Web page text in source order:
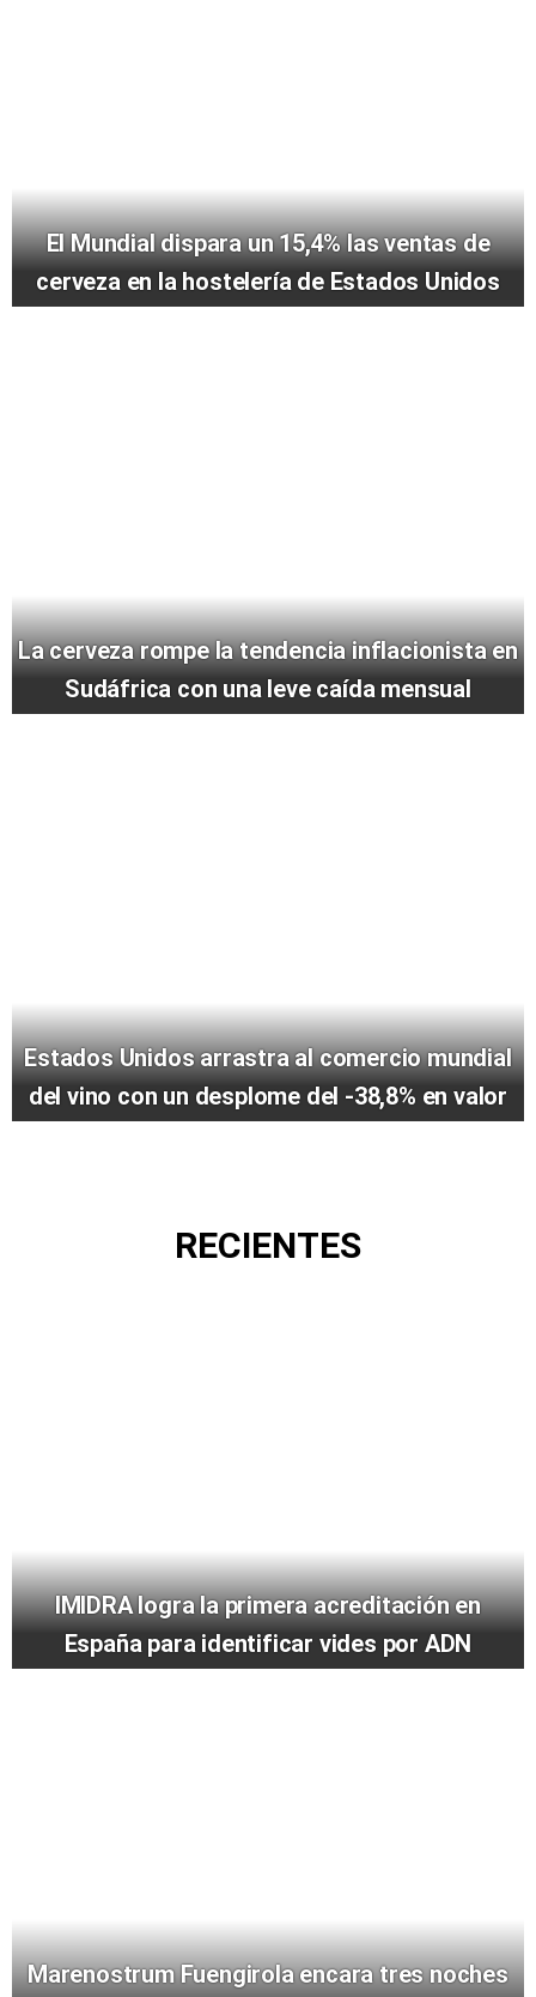
El Mundial dispara un 15,4% las ventas de
cerveza en la hostelería de Estados Unidos
La cerveza rompe la tendencia inflacionista en
Sudáfrica con una leve caída mensual
Estados Unidos arrastra al comercio mundial
del vino con un desplome del -38,8% en valor
RECIENTES
IMIDRA logra la primera acreditación en
España para identificar vides por ADN
Marenostrum Fuengirola encara tres noches